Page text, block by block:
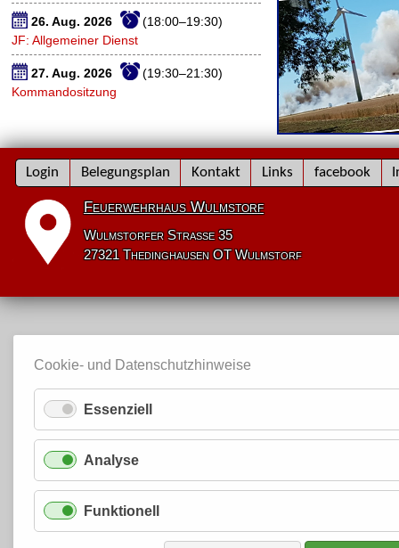
26. Aug. 2026
(18:00–19:30)
JF: Allgemeiner Dienst
27. Aug. 2026
(19:30–21:30)
Kommandositzung
Navigation
überspringen
Login Belegungsplan Kontakt Links facebook
Feuerwehrhaus Wulmstorf
Wulmstorfer Straße 35
27321 Thedinghausen OT Wulmstorf
Cookie- und Datenschutzhinweise
Essenziell
Analyse
Funktionell